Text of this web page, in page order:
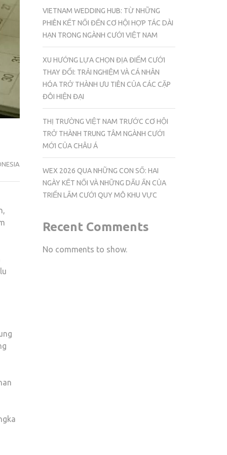
VIETNAM WEDDING HUB: TỪ NHỮNG
PHIÊN KẾT NỐI ĐẾN CƠ HỘI HỢP TÁC DÀI
HẠN TRONG NGÀNH CƯỚI VIỆT NAM
XU HƯỚNG LỰA CHỌN ĐỊA ĐIỂM CƯỚI
THAY ĐỔI: TRẢI NGHIỆM VÀ CÁ NHÂN
HÓA TRỞ THÀNH ƯU TIÊN CỦA CÁC CẶP
ĐÔI HIỆN ĐẠI
THỊ TRƯỜNG VIỆT NAM TRƯỚC CƠ HỘI
TRỞ THÀNH TRUNG TÂM NGÀNH CƯỚI
MỚI CỦA CHÂU Á
WEX 2026 QUA NHỮNG CON SỐ: HAI
NGÀY KẾT NỐI VÀ NHỮNG DẤU ẤN CỦA
TRIỂN LÃM CƯỚI QUY MÔ KHU VỰC
Recent Comments
No comments to show.